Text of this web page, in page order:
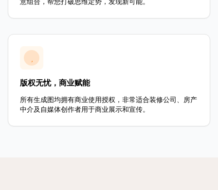
版权无忧，商业赋能
所有生成图均拥有商业使用授权，非常适合装修公司、房产
中介及自媒体创作者用于商业展示和宣传。